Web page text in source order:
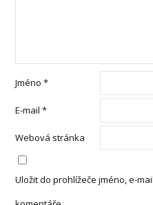
Jméno*
E-mail*
Webová stránka
Uložit do prohlížeče jméno, e-